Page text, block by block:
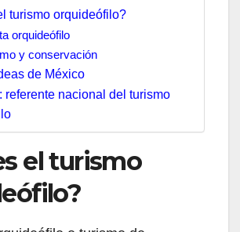
turismo orquideófilo?
orquideófilo
y conservación
de México
referente nacional del turismo
el turismo